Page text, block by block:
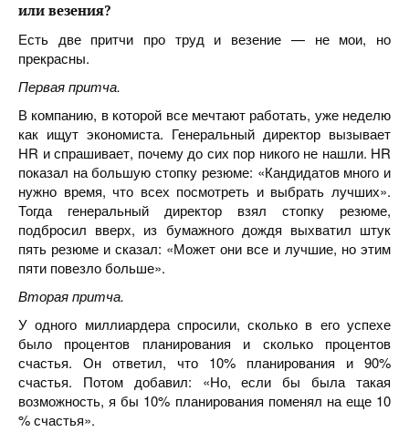
или везения?
Есть две притчи про труд и везение — не мои, но
прекрасны.
Первая притча.
В компанию, в которой все мечтают работать, уже неделю
как ищут экономиста. Генеральный директор вызывает
HR и спрашивает, почему до сих пор никого не нашли. HR
показал на большую стопку резюме: «Кандидатов много и
нужно время, что всех посмотреть и выбрать лучших».
Тогда генеральный директор взял стопку резюме,
подбросил вверх, из бумажного дождя выхватил штук
пять резюме и сказал: «Может они все и лучшие, но этим
пяти повезло больше».
Вторая притча.
У одного миллиардера спросили, сколько в его успехе
было процентов планирования и сколько процентов
счастья. Он ответил, что 10% планирования и 90%
счастья. Потом добавил: «Но, если бы была такая
возможность, я бы 10% планирования поменял на еще 10
% счастья».